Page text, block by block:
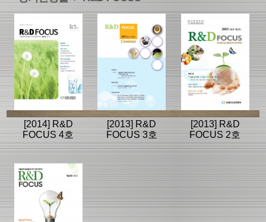
[2014] R&D
FOCUS 4호
[2013] R&D
FOCUS 3호
[2013] R&D
FOCUS 2호